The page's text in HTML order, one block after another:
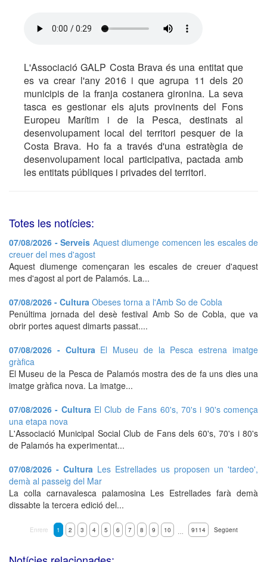
L'Associació GALP Costa Brava és una entitat que
es va crear l'any 2016 i que agrupa 11 dels 20
municipis de la franja costanera gironina. La seva
tasca es gestionar els ajuts provinents del Fons
Europeu Marítim i de la Pesca, destinats al
desenvolupament local del territori pesquer de la
Costa Brava. Ho fa a través d'una estratègia de
desenvolupament local participativa, pactada amb
les entitats públiques i privades del territori.
Totes les notícies:
07/08/2026 - Serveis Aquest diumenge comencen les escales de
creuer del mes d'agost
Aquest diumenge començaran les escales de creuer d'aquest
mes d'agost al port de Palamós. La...
07/08/2026 - Cultura Obeses torna a l'Amb So de Cobla
Penúltima jornada del desè festival Amb So de Cobla, que va
obrir portes aquest dimarts passat....
07/08/2026 - Cultura El Museu de la Pesca estrena imatge
gràfica
El Museu de la Pesca de Palamós mostra des de fa uns dies una
imatge gràfica nova. La imatge...
07/08/2026 - Cultura El Club de Fans 60's, 70's i 90's comença
una etapa nova
L'Associació Municipal Social Club de Fans dels 60's, 70's i 80's
de Palamós ha experimentat...
07/08/2026 - Cultura Les Estrellades us proposen un 'tardeo',
demà al passeig del Mar
La colla carnavalesca palamosina Les Estrellades farà demà
dissabte la tercera edició del...
Enrere 1 2 3 4 5 6 7 8 9 10 … 9114 Següent